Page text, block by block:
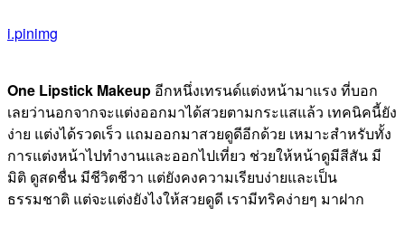
i.pinimg
One Lipstick Makeup อีกหนึ่งเทรนด์แต่งหน้ามาแรง ที่บอก
เลยว่านอกจากจะแต่งออกมาได้สวยตามกระแสแล้ว เทคนิคนี้ยัง
ง่าย แต่งได้รวดเร็ว แถมออกมาสวยดูดีอีกด้วย เหมาะสำหรับทั้ง
การแต่งหน้าไปทำงานและออกไปเที่ยว ช่วยให้หน้าดูมีสีสัน มี
มิติ ดูสดชื่น มีชีวิตชีวา แต่ยังคงความเรียบง่ายและเป็น
ธรรมชาติ แต่จะแต่งยังไงให้สวยดูดี เรามีทริคง่ายๆ มาฝาก